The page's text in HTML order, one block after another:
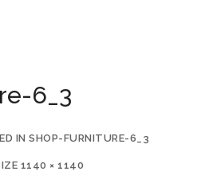
6_3
INSHOP-FURNITURE-6_3
1140 × 1140